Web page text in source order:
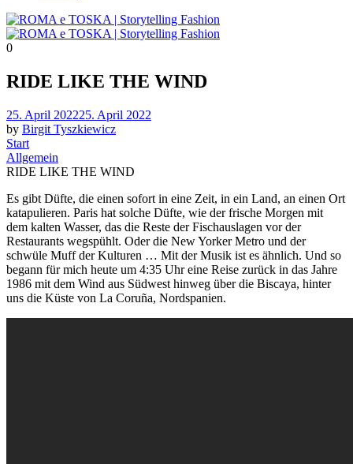
0
RIDE LIKE THE WIND
Posted
on
25. April 202225. April 2022
by Birgit Tyszkiewicz
Start
Allgemein
RIDE LIKE THE WIND
Es gibt Düfte, die einen sofort in eine Zeit, in ein Land, an einen Ort
katapulieren. Paris hat solche Düfte, wie der frische Morgen mit
dem kalten Wasser, das die Reste der Fischauslagen vor der
Restaurants wegspühlt. Oder die New Yorker Metro und der
schwüle Muff der Kulturen … Mit der Musik ist es ähnlich. Und so
begann für mich heute um 4:35 Uhr eine Reise zurück in das Jahre
1986 mit dem Wind aus Südwest hinweg über die Biscaya, hinter
uns die Küste von La Coruña, Nordspanien.